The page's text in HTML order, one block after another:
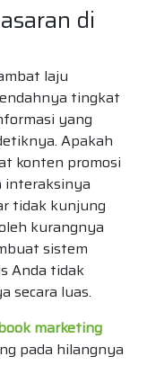
di
laju
tingkat
yang
Apakah
konten promosi
interaksinya
tidak kunjung
kurangnya
sistem
Anda tidak
secara luas.
marketing
pada hilangnya